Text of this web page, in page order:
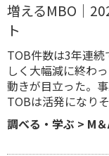
増えるMBO｜
ト
TOB件数は3年連
しく大幅減に終わ
動きが目立った。
TOBは活発になりそ
調べる・学ぶ > M